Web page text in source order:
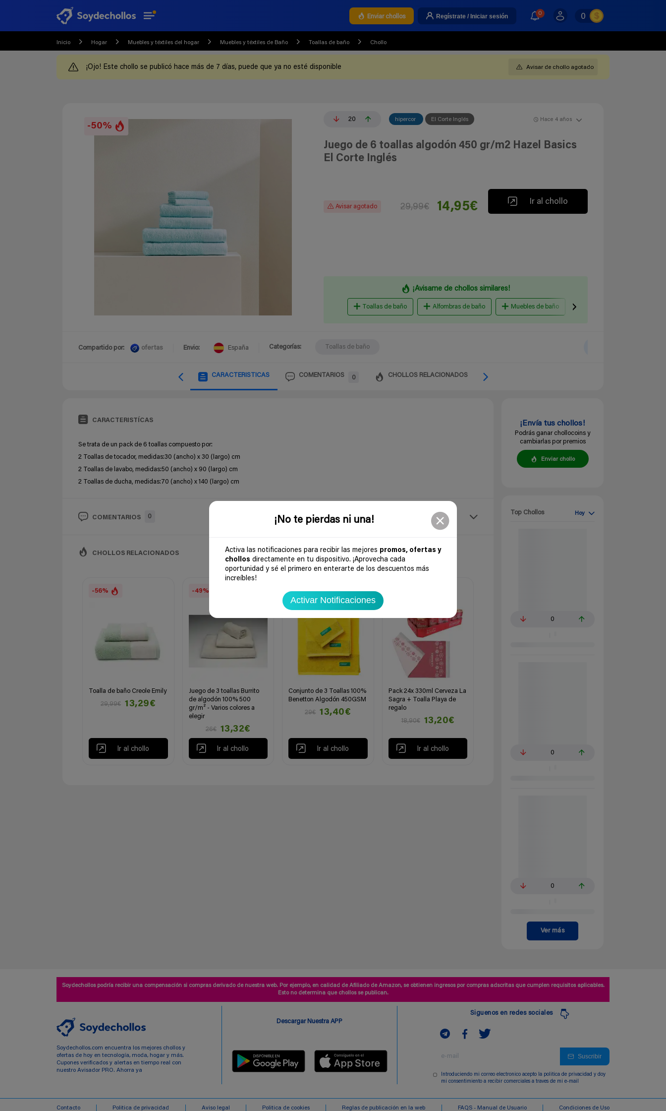
¡No te pierdas ni una!
Activa las notificaciones para recibir las mejores promos, ofertas y
chollos directamente en tu dispositivo. ¡Aprovecha cada
oportunidad y sé el primero en enterarte de los descuentos más
increíbles!
Activar Notificaciones
Enviar chollos Regístrate / Iniciar sesión 0 0
Inicio Hogar Muebles y téxtiles del hogar Muebles y téxtiles de Baño Toallas de baño Chollo
¡Ojo! Este chollo se publicó hace más de 7 días, puede que ya no esté disponible Avisar de chollo agotado
-50%
20 hipercor El Corte Inglés Hace 4 años
Juego de 6 toallas algodón 450 gr/m2 Hazel Basics
El Corte Inglés
Avisar agotado 29,99€ 14,95€ Ir al chollo
¡Avisame de chollos similares!
Toallas de baño Alfombras de baño Muebles de baño
Compartido por: ofertas Envio: España Categorías: Toallas de baño
CARACTERISTICAS COMENTARIOS 0 CHOLLOS RELACIONADOS
CARACTERISTÍCAS
Se trata de un pack de 6 toallas compuesto por:
2 Toallas de tocador, medidas:30 (ancho) x 30 (largo) cm
2 Toallas de lavabo, medidas:50 (ancho) x 90 (largo) cm
2 Toallas de ducha, medidas:70 (ancho) x 140 (largo) cm
COMENTARIOS 0
CHOLLOS RELACIONADOS
-56%
Toalla de baño Creole Emily
29,99€
13,29€
Ir al chollo
-49%
Juego de 3 toallas Burrito
de algodón 100% 500
gr/m² - Varios colores a
elegir
26€
13,32€
Ir al chollo
-54%
Conjunto de 3 Toallas 100%
Benetton Algodón 450GSM
29€
13,40€
Ir al chollo
Pack 24x 330ml Cerveza La
Sagra + Toalla Playa de
regalo
18,90€
13,20€
Ir al chollo
¡Envía tus chollos!
Podrás ganar chollocoins y
cambiarlas por premios
Enviar chollo
Top Chollos Hoy
0
0
0
Ver más
Soydechollos podría recibir una compensación si compras derivado de nuestra web. Por ejemplo, en calidad de Afiliado de Amazon, se obtienen ingresos por compras adscritas que cumplen requisitos aplicables.
Esto no determina que chollos se publican.
Soydechollos.com encuentra los mejores chollos y
ofertas de hoy en tecnología, moda, hogar y más.
Cupones verificados y alertas en tiempo real con
nuestro Avisador PRO. Ahorra ya
Descargar Nuestra APP
Siguenos en redes sociales
Suscribir
Introduciendo mi correo electronico acepto la politica de privacidad y doy
mi consentimiento a recibir comerciales a traves de mi e-mail
Contacto Politica de privacidad Aviso legal Politica de cookies Reglas de publicación en la web FAQS - Manual de Usuario Condiciones de Uso